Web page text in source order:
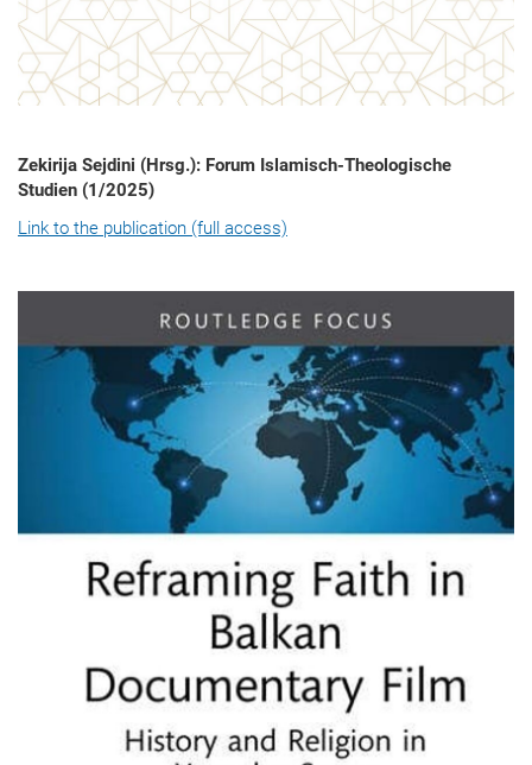
Zekirija Sejdini (Hrsg.): Forum Islamisch-Theologische
Studien (1/2025)
Link to the publication (full access)